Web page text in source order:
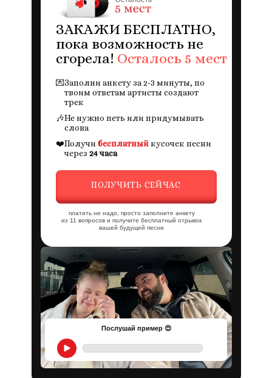
Послушай пример 😍
ЗАКАЖИ БЕСПЛАТНО,
пока возможность не
сгорела! Осталось 5 мест
💌Заполни анкету за 2-3 минуты, по
твоим ответам артисты создают
трек
🎶Не нужно петь или придумывать
слова
❤️Получи бесплатныйкусочек песни
через 24 часа
ПОЛУЧИТЬ СЕЙЧАС
платить не надо, просто заполните анкету
из 11 вопросов и получите бесплатный отрывок
вашей будущей песни